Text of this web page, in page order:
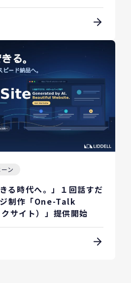
ン
る時代へ。」１回話すだ
制作「One-Talk
サイト）」提供開始